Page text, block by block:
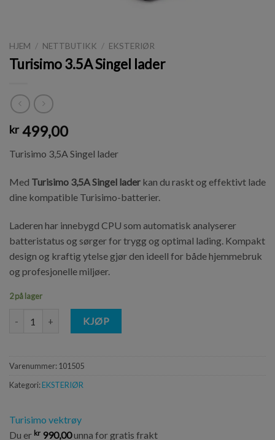
HJEM / NETTBUTIKK / EKSTERIØR
Turisimo 3.5A Singel lader
kr499,00
Turisimo 3,5A Singel lader
Med Turisimo 3,5A Singel lader kan du raskt og effektivt lade
dine kompatible Turisimo-batterier.
Laderen har innebygd CPU som automatisk analyserer
batteristatus og sørger for trygg og optimal lading. Kompakt
design og kraftig ytelse gjør den ideell for både hjemmebruk
og profesjonelle miljøer.
2 på lager
Turisimo 3.5A Singel lader antall
KJØP
Varenummer: 101505
Kategori: EKSTERIØR
Turisimo vektrøy
Du er kr 990,00unna for gratis frakt